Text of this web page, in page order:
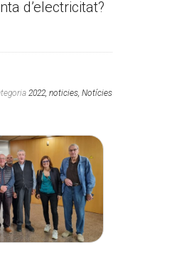
d’electricitat?
2022, noticies, Notícies